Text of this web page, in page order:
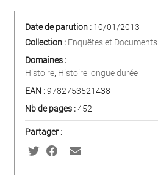
Date de parution : 10/01/2013
Collection : Enquêtes et Documents
Domaines :
Histoire, Histoire longue durée
EAN :9782753521438
Nb de pages :452
Partager :